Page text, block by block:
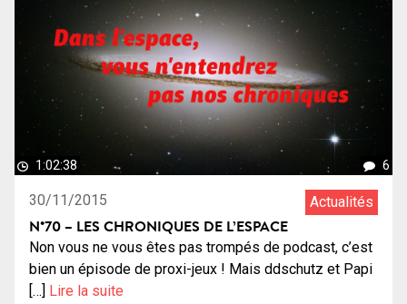
1:02:38 6
30/11/2015 Actualités
N°70 – LES CHRONIQUES DE L’ESPACE
Non vous ne vous êtes pas trompés de podcast, c’est
bien un épisode de proxi-jeux ! Mais ddschutz et Papi
[…]
Lire la suite